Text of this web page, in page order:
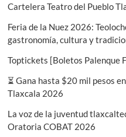
Cartelera Teatro del Pueblo
Feria de la Nuez 2026:
gastronomía, cultura y
Toptickets [Boletos Palenque
⏳ Gana hasta $20 mil pesos
Tlaxcala 2026
La voz de la juventud
Oratoria COBAT 2026